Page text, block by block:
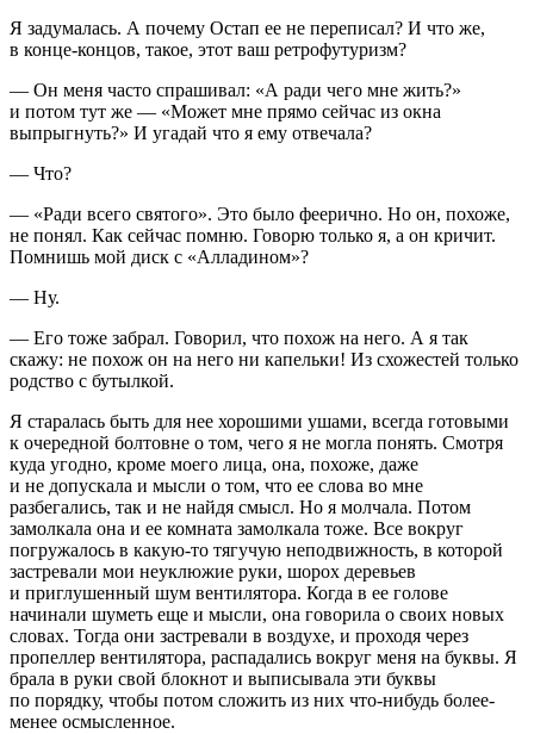
Я задумалась. А почему Остап ее не переписал? И что же,
в конце-концов, такое, этот ваш ретрофутуризм?
— Он меня часто спрашивал: «А ради чего мне жить?»
и потом тут же — «Может мне прямо сейчас из окна
выпрыгнуть?» И угадай что я ему отвечала?
— Что?
— «Ради всего святого». Это было феерично. Но он, похоже,
не понял. Как сейчас помню. Говорю только я, а он кричит.
Помнишь мой диск с «Алладином»?
— Ну.
— Его тоже забрал. Говорил, что похож на него. А я так
скажу: не похож он на него ни капельки! Из схожестей только
родство с бутылкой.
Я старалась быть для нее хорошими ушами, всегда готовыми
к очередной болтовне о том, чего я не могла понять. Смотря
куда угодно, кроме моего лица, она, похоже, даже
и не допускала и мысли о том, что ее слова во мне
разбегались, так и не найдя смысл. Но я молчала. Потом
замолкала она и ее комната замолкала тоже. Все вокруг
погружалось в какую-то тягучую неподвижность, в которой
застревали мои неуклюжие руки, шорох деревьев
и приглушенный шум вентилятора. Когда в ее голове
начинали шуметь еще и мысли, она говорила о своих новых
словах. Тогда они застревали в воздухе, и проходя через
пропеллер вентилятора, распадались вокруг меня на буквы. Я
брала в руки свой блокнот и выписывала эти буквы
по порядку, чтобы потом сложить из них что-нибудь более-
менее осмысленное.